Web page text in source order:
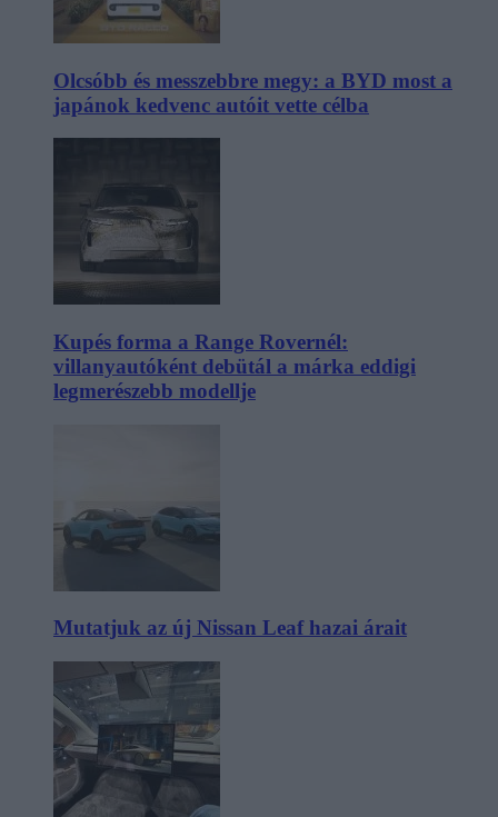
Olcsóbb és messzebbre megy: a BYD most a
japánok kedvenc autóit vette célba
Kupés forma a Range Rovernél:
villanyautóként debütál a márka eddigi
legmerészebb modellje
Mutatjuk az új Nissan Leaf hazai árait